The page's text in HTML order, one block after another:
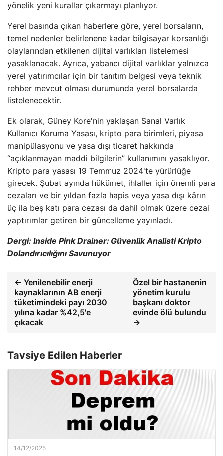
yönelik yeni kurallar çıkarmayı planlıyor.
Yerel basında çıkan haberlere göre, yerel borsaların,
temel nedenler belirlenene kadar bilgisayar korsanlığı
olaylarından etkilenen dijital varlıkları listelemesi
yasaklanacak. Ayrıca, yabancı dijital varlıklar yalnızca
yerel yatırımcılar için bir tanıtım belgesi veya teknik
rehber mevcut olması durumunda yerel borsalarda
listelenecektir.
Ek olarak, Güney Kore'nin yaklaşan Sanal Varlık
Kullanıcı Koruma Yasası, kripto para birimleri, piyasa
manipülasyonu ve yasa dışı ticaret hakkında
“açıklanmayan maddi bilgilerin” kullanımını yasaklıyor.
Kripto para yasası 19 Temmuz 2024'te yürürlüğe
girecek. Şubat ayında hükümet, ihlaller için önemli para
cezaları ve bir yıldan fazla hapis veya yasa dışı kârın
üç ila beş katı para cezası da dahil olmak üzere cezai
yaptırımlar getiren bir güncelleme yayınladı.
Dergi: Inside Pink Drainer: Güvenlik Analisti Kripto
Dolandırıcılığını Savunuyor
← Yenilenebilir enerji
kaynaklarının AB enerji
tüketimindeki payı 2030
yılına kadar %42,5'e
çıkacak
Özel bir hastanenin
yönetim kurulu
başkanı doktor
evinde ölü bulundu
→
Tavsiye Edilen Haberler
14/12/2025